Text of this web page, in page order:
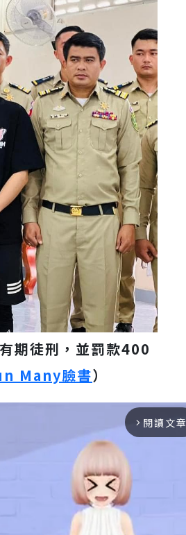
期徒刑，並罰款400
Many臉書）
arrow_forward_ios 閱讀文章